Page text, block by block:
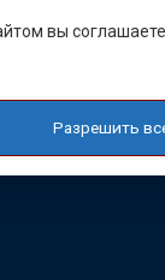
вы
Разрешить